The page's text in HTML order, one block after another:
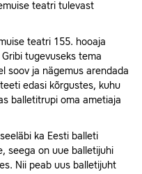
teatri tulevast
teatri 155. hooaja
tugevuseks tema
soov ja nägemus arendada
edasi kõrgustes, kuhu
balletitrupi oma ametiaja
ka Eesti balleti
seega on uue balletijuhi
Nii peab uus balletijuht